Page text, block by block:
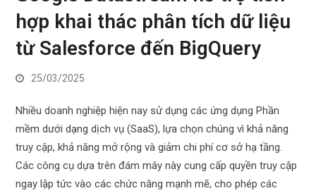
hợp khai thác phân tích dữ liệu
từ Salesforce đến BigQuery
25/03/2025
Nhiều doanh nghiệp hiện nay sử dụng các ứng dụng Phần
mềm dưới dạng dịch vụ (SaaS), lựa chọn chúng vì khả năng
truy cập, khả năng mở rộng và giảm chi phí cơ sở hạ tầng.
Các công cụ dựa trên đám mây này cung cấp quyền truy cập
ngay lập tức vào các chức năng mạnh mẽ, cho phép các